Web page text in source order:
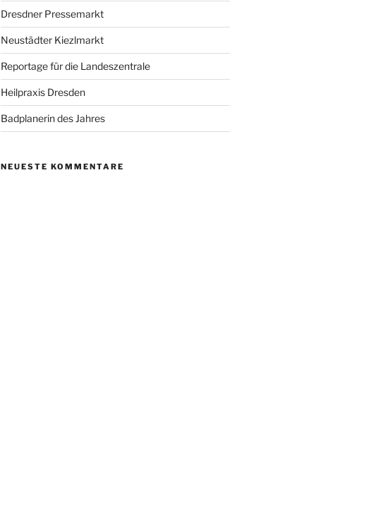
Dresdner Pressemarkt
Neustädter Kiezlmarkt
Reportage für die Landeszentrale
Heilpraxis Dresden
Badplanerin des Jahres
NEUESTE KOMMENTARE